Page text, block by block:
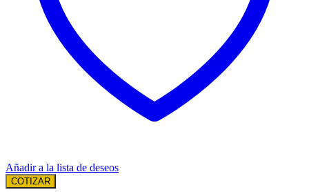
Añadir a la lista de deseos
COTIZAR